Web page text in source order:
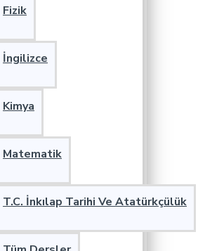
Fizik
İngilizce
Kimya
Matematik
T.C. İnkılap Tarihi Ve Atatürkçülük